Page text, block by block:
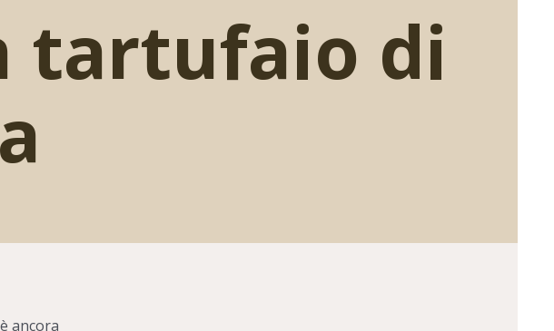
tartufaio di
ancora